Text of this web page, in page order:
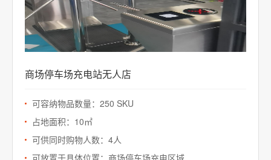
商场停车场充电站无人店
可容纳物品数量：250 SKU
占地面积：10㎡
可供同时购物人数：4人
可放置于具体位置：商场停车场充电区域